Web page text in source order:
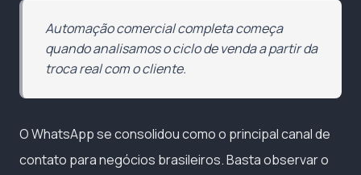
Automação comercial completa começa
quando analisamos o ciclo de venda a partir da
troca real com o cliente.
O WhatsApp se consolidou como o principal canal de
contato para negócios brasileiros. Basta observar o